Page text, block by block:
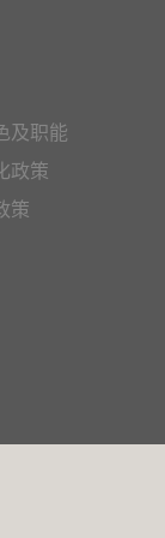
及职能
政策
策